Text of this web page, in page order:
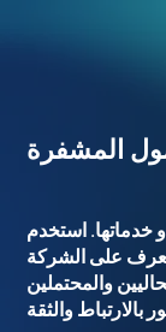
خدماتها. استخدم
على الشركة
والمحتملين